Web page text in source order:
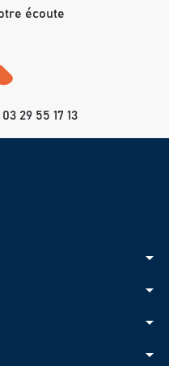
écoute
29 55 17 13
arrow_drop_down
arrow_drop_down
arrow_drop_down
arrow_drop_down